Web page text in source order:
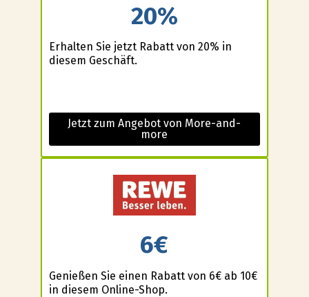
20%
Erhalten Sie jetzt Rabatt von 20% in
diesem Geschäft.
Jetzt zum Angebot von More-and-
more
6€
Genießen Sie einen Rabatt von 6€ ab 10€
in diesem Online-Shop.